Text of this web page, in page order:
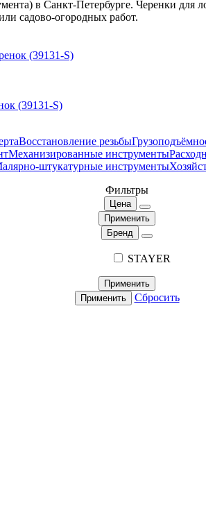
в Санкт-Петербурге. Черенки
садово-огородных работ.
(39131-S)
Восстановление резьбы
Механизированные инструменты
штукатурные инструменты
Фильтры
Цена
Применить
Бренд
STAYER
Применить
Применить
Сбросить